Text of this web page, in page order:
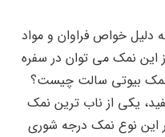
خواص فراوان و مواد
این نمک می توان در سفره
بیوتی سالت چیست؟
یکی از ناب ترین نمک‌
نوع نمک درجه شوری